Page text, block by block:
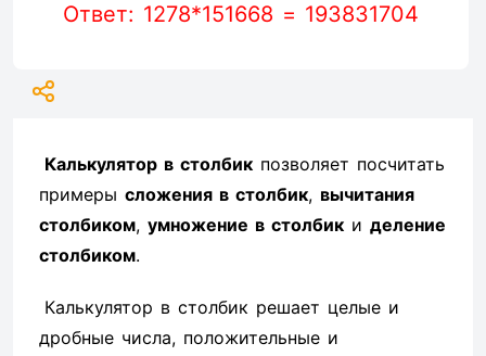
Ответ: 1278*151668 = 193831704
Калькулятор в столбик позволяет посчитать
примеры сложения в столбик, вычитания
столбиком, умножение в столбик и деление
столбиком.
Калькулятор в столбик решает целые и
дробные числа, положительные и